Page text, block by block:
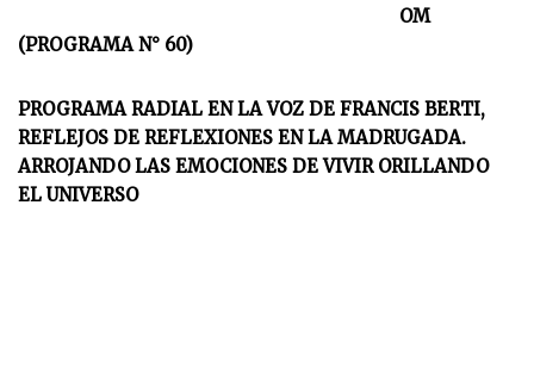
OM
(PROGRAMA N° 60)
PROGRAMA RADIAL EN LA VOZ DE FRANCIS BERTI,
REFLEJOS DE REFLEXIONES EN LA MADRUGADA.
ARROJANDO LAS EMOCIONES DE VIVIR ORILLANDO
EL UNIVERSO